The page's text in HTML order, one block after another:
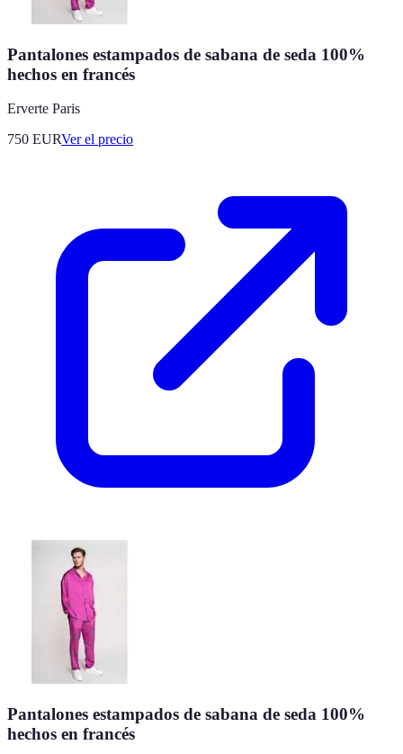
Pantalones estampados de sabana de seda 100%
hechos en francés
Erverte Paris
750 EURVer el precio
Pantalones estampados de sabana de seda 100%
hechos en francés